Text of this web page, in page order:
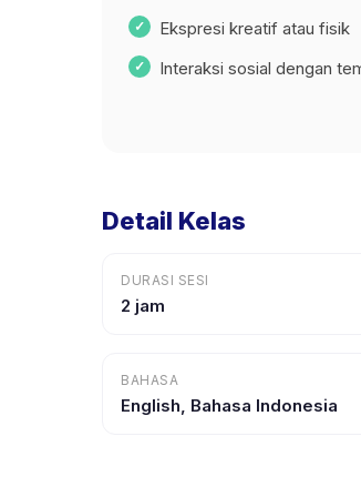
Ekspresi kreatif atau fisik
Interaksi sosial dengan
Detail Kelas
DURASI SESI
2 jam
BAHASA
English, Bahasa Indonesia